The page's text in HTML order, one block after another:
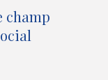
champ